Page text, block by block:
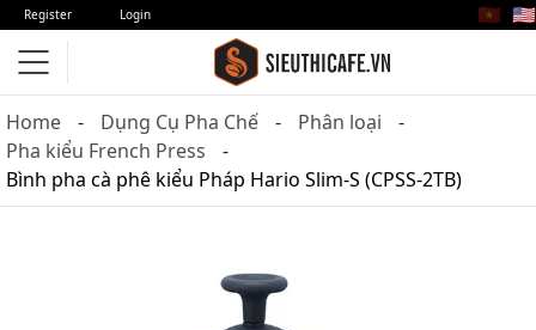
Register Login 🇻🇳 🇺🇸
Home Dụng Cụ Pha Chế
Phân loại
Pha kiểu French Press
Bình pha cà phê kiểu Pháp Hario Slim-S (CPSS-2TB)